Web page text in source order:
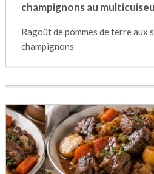
champignons au
Ragoût de pommes de terre aux
champignons